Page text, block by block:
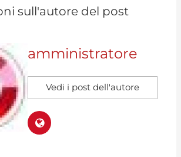
sull'autore del post
amministratore
Vedi i post dell'autore